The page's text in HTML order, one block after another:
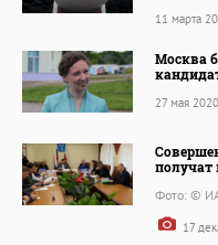
11 марта
Москва
27 мая 2020
получат
Фото: ©
17